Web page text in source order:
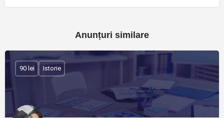
Anunțuri similare
90 lei Istorie